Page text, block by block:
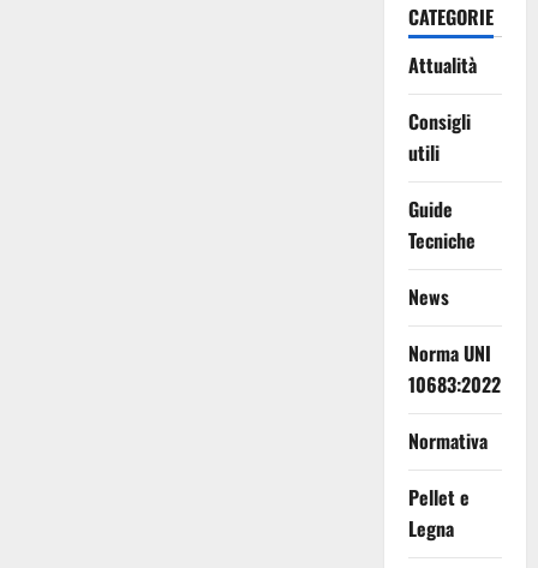
CATEGORIE
Attualità
Consigli
utili
Guide
Tecniche
News
Norma UNI
10683:2022
Normativa
Pellet e
Legna